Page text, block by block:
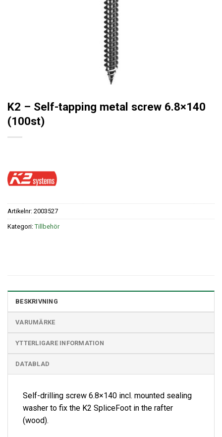
K2 – Self-tapping metal screw 6.8×140
(100st)
Artikelnr: 2003527
Kategori: Tillbehör
BESKRIVNING
VARUMÄRKE
YTTERLIGARE INFORMATION
DATABLAD
Self-drilling screw 6.8×140 incl. mounted sealing
washer to fix the K2 SpliceFoot in the rafter
(wood).